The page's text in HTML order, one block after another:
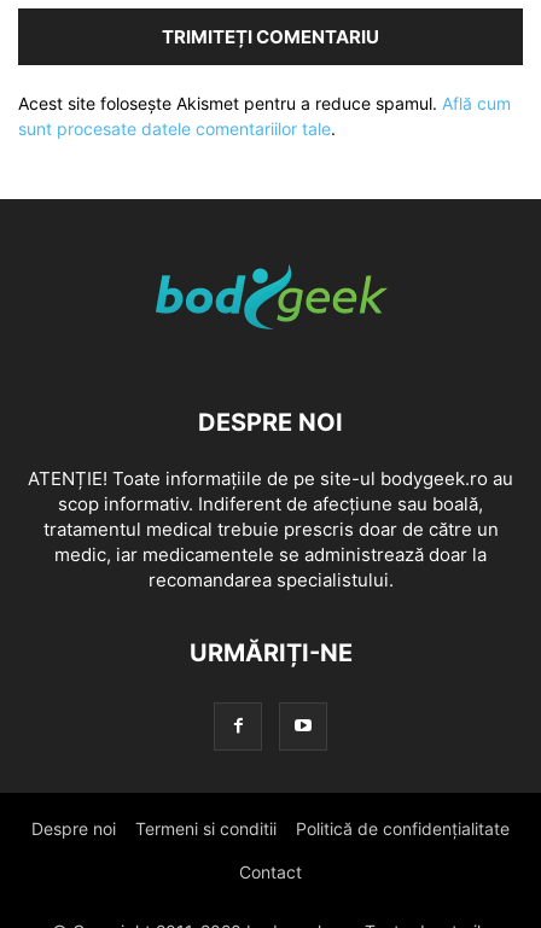
Acest site folosește Akismet pentru a reduce spamul. Află cum
sunt procesate datele comentariilor tale.
DESPRE NOI
ATENȚIE! Toate informațiile de pe site-ul bodygeek.ro au
scop informativ. Indiferent de afecțiune sau boală,
tratamentul medical trebuie prescris doar de către un
medic, iar medicamentele se administrează doar la
recomandarea specialistului.
URMĂRIȚI-NE
Despre noi Termeni si conditii Politică de confidențialitate
Contact